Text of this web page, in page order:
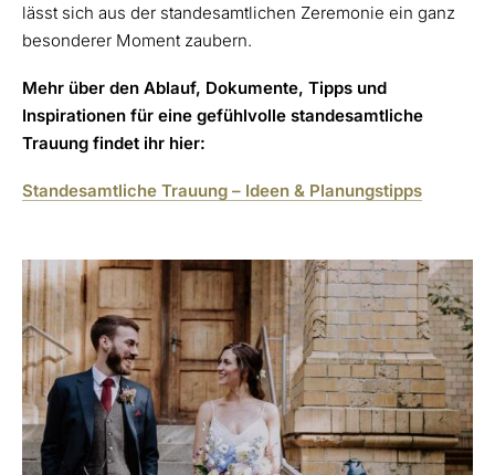
lässt sich aus der standesamtlichen Zeremonie ein ganz
besonderer Moment zaubern.
Mehr über den Ablauf, Dokumente, Tipps und
Inspirationen für eine gefühlvolle standesamtliche
Trauung findet ihr hier:
Standesamtliche Trauung – Ideen & Planungstipps